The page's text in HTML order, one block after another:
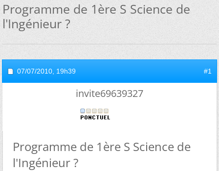
Programme de 1ère S Science de
l'Ingénieur ?
07/07/2010, 19h39 #1
invite69639327
Programme de 1ère S Science de
l'Ingénieur ?